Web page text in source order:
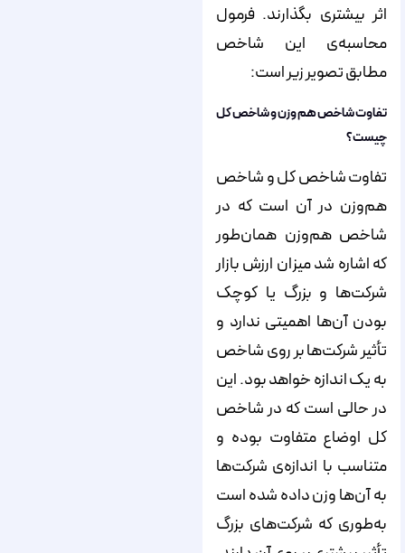
اثر بیشتری بگذارند. فرمول
محاسبه‌‌‌‌ی این شاخص
مطابق تصویر زیر است:
تفاوت شاخص هم وزن و شاخص کل
چیست؟
تفاوت شاخص کل و شاخص
هم‌‌‌‌وزن در آن است که در
شاخص هم‌‌‌‌وزن همان‌طور
که اشاره شد میزان ارزش بازار
شرکت‌‌‌‌ها و بزرگ یا کوچک
بودن آن‌‌‌‌ها اهمیتی ندارد و
تأثیر شرکت‌‌‌‌ها بر روی شاخص
به یک اندازه خواهد بود. این
در حالی است که در شاخص
کل اوضاع متفاوت بوده و
متناسب با اندازه‌‌‌‌ی شرکت‌‌‌‌ها
به آن‌‌‌‌ها وزن داده شده است
به‌‌‌‌طوری که شرکت‌‌‌‌های بزرگ